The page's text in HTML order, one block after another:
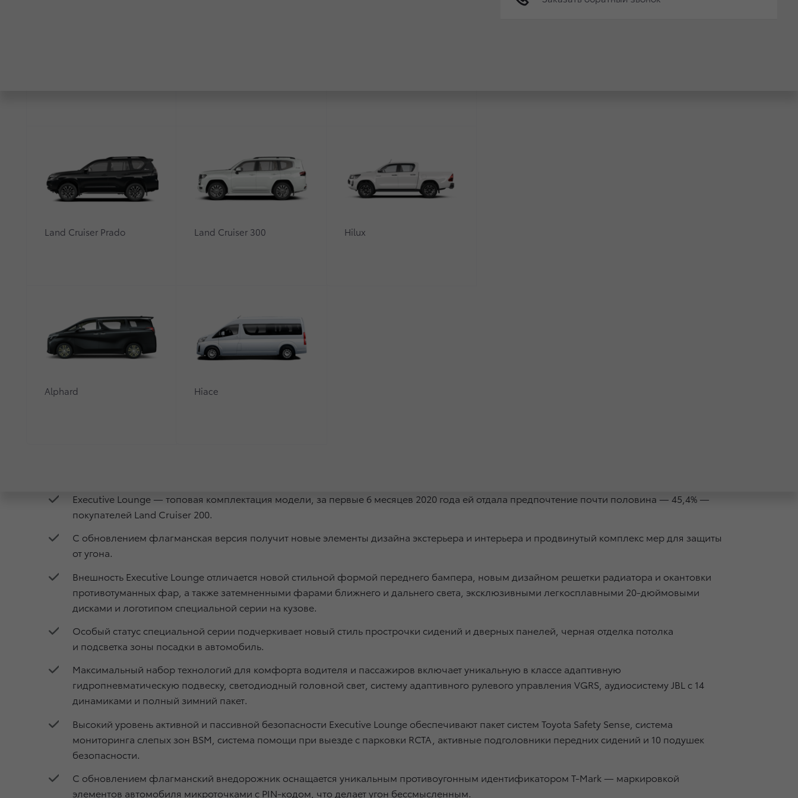
Land Cruiser Prado Land Cruiser 300 Hilux
Alphard Hiace
Executive Lounge — топовая комплектация модели, за первые 6 месяцев 2020 года ей отдала предпочтение почти половина — 45,4% —
покупателей Land Cruiser 200.
С обновлением флагманская версия получит новые элементы дизайна экстерьера и интерьера и продвинутый комплекс мер для защиты
от угона.
Внешность Executive Lounge отличается новой стильной формой переднего бампера, новым дизайном решетки радиатора и окантовки
противотуманных фар, а также затемненными фарами ближнего и дальнего света, эксклюзивными легкосплавными 20-дюймовыми
дисками и логотипом специальной серии на кузове.
Особый статус специальной серии подчеркивает новый стиль прострочки сидений и дверных панелей, черная отделка потолка
и подсветка зоны посадки в автомобиль.
Максимальный набор технологий для комфорта водителя и пассажиров включает уникальную в классе адаптивную
гидропневматическую подвеску, светодиодный головной свет, систему адаптивного рулевого управления VGRS, аудиосистему JBL с 14
динамиками и полный зимний пакет.
Высокий уровень активной и пассивной безопасности Executive Lounge обеспечивают пакет систем Toyota Safety Sense, система
мониторинга слепых зон BSM, система помощи при выезде с парковки RCTA, активные подголовники передних сидений и 10 подушек
безопасности.
С обновлением флагманский внедорожник оснащается уникальным противоугонным идентификатором T-Mark — маркировкой
элементов автомобиля микроточками с PIN-кодом, что делает угон бессмысленным.